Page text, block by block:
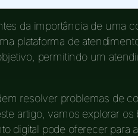
da importância de uma
plataforma de
permitindo um
resolver problemas de
artigo, vamos explorar os
digital pode oferecer para